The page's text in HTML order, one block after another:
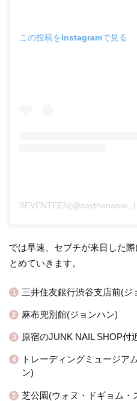
この投稿をInstagramで見る
では早速、セブチが来日した
とめていきます。
三井住友銀行渋谷支店前(ジ
麻布兜別館(ジョンハン)
原宿のJUNK NAIL SHOP付
トレーディングミュージア
ン)
芝公園(ウォヌ・ドギョム・